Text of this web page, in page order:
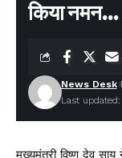
किया नमन…
Last updated:
News Desk
मुख्यमंत्री विष्णु देव साय